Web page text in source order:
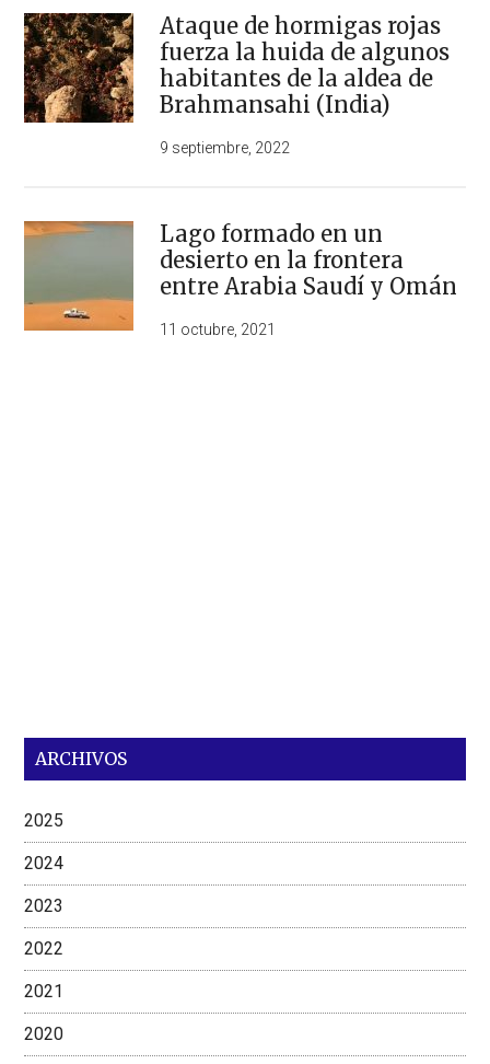
Ataque de hormigas rojas
fuerza la huida de algunos
habitantes de la aldea de
Brahmansahi (India)
9 septiembre, 2022
Lago formado en un
desierto en la frontera
entre Arabia Saudí y Omán
11 octubre, 2021
ARCHIVOS
2025
2024
2023
2022
2021
2020